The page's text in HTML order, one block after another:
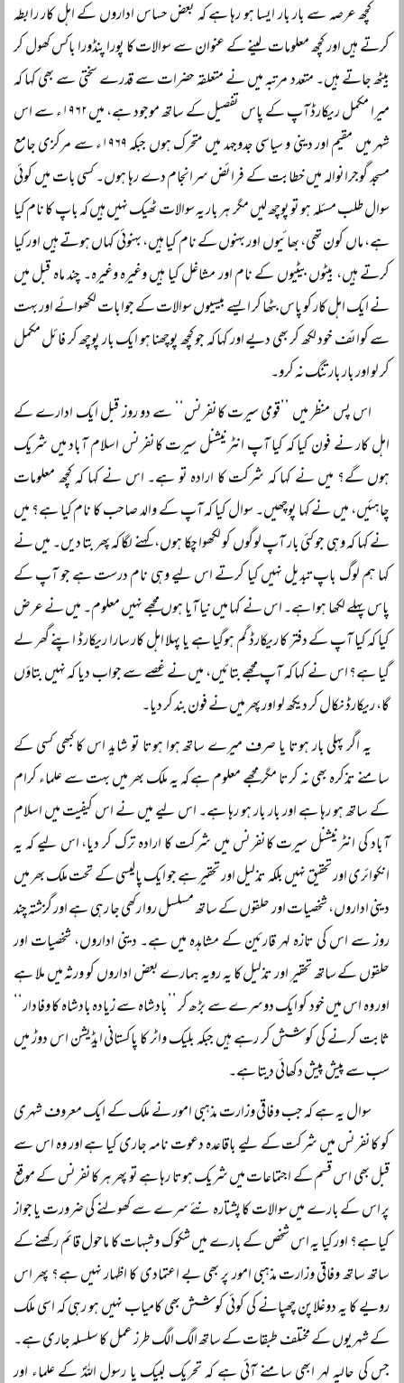
کچھ عرصہ سے بار بار ایسا ہو رہا ہے کہ بعض حساس اداروں کے اہل کار رابطہ
کرتے ہیں اور کچھ معلومات لینے کے عنوان سے سوالات کا پورا پنڈورا باکس کھول کر
بیٹھ جاتے ہیں۔ متعدد مرتبہ میں نے متعلقہ حضرات سے قدرے سختی سے بھی کہا کہ
میرا مکمل ریکارڈ آپ کے پاس تفصیل کے ساتھ موجود ہے، میں ۱۹۶۲ء سے اس
شہر میں مقیم اور دینی و سیاسی جدوجہد میں متحرک ہوں جبکہ ۱۹۶۹ء سے مرکزی جامع
مسجد گوجرانوالہ میں خطابت کے فرائض سرانجام دے رہا ہوں۔ کسی بات میں کوئی
سوال طلب مسئلہ ہو تو پوچھ لیں مگر ہر بار یہ سوالات ٹھیک نہیں ہیں کہ باپ کا نام کیا
ہے، ماں کون تھی، بھائیوں اور بہنوں کے نام کیا ہیں، بہنوئی کہاں ہوتے ہیں اور کیا
کرتے ہیں، بیٹوں بیٹیوں کے نام اور مشاغل کیا ہیں وغیرہ وغیرہ۔ چند ماہ قبل میں
نے ایک اہل کار کو پاس بٹھا کر ایسے بیسیوں سوالات کے جوابات لکھوائے اور بہت
سے کوائف خود لکھ کر بھی دیے اور کہا کہ جو کچھ پوچھنا ہو ایک بار پوچھ کر فائل مکمل
کر لو اور بار بار تنگ نہ کرو۔
اس پس منظر میں ’’قومی سیرت کانفرنس‘‘ سے دو روز قبل ایک ادارے کے
اہل کار نے فون کیا کہ کیا آپ انٹرنیشنل سیرت کانفرنس اسلام آباد میں شریک
ہوں گے؟ میں نے کہا کہ شرکت کا ارادہ تو ہے۔ اس نے کہا کہ کچھ معلومات
چاہئیں، میں نے کہا پوچھیں۔ سوال کیا کہ آپ کے والد صاحب کا نام کیا ہے؟ میں
نے کہا کہ وہی جو کئی بار آپ لوگوں کو لکھوا چکا ہوں، کہنے لگا کہ پھر بتا دیں۔ میں نے
کہا ہم لوگ باپ تبدیل نہیں کیا کرتے اس لیے وہی نام درست ہے جو آپ کے
پاس پہلے لکھا ہوا ہے۔ اس نے کہا میں نیا آیا ہوں مجھے نہیں معلوم۔ میں نے عرض
کیا کہ کیا آپ کے دفتر کا ریکارڈ گم ہوگیا ہے یا پہلا اہل کار سارا ریکارڈ اپنے گھر لے
گیا ہے؟ اس نے کہا کہ آپ مجھے بتائیں، میں نے غصے سے جواب دیا کہ نہیں بتاؤں
گا، ریکارڈ نکال کر دیکھ لو اور پھر میں نے فون بند کر دیا۔
یہ اگر پہلی بار ہوتا یا صرف میرے ساتھ ہوا ہوتا تو شاید اس کا کبھی کسی کے
سامنے تذکرہ بھی نہ کرتا مگر مجھے معلوم ہے کہ یہ ملک بھر میں بہت سے علماء کرام
کے ساتھ ہو رہا ہے اور بار بار ہو رہا ہے۔ اس لیے میں نے اس کیفیت میں اسلام
آباد کی انٹرنیشنل سیرت کانفرنس میں شرکت کا ارادہ ترک کر دیا، اس لیے کہ یہ
انکوائری اور تحقیق نہیں بلکہ تذلیل اور تحقیر ہے جو ایک پالیسی کے تحت ملک بھر میں
دینی اداروں، شخصیات اور حلقوں کے ساتھ مسلسل روا رکھی جا رہی ہے اور گزشتہ چند
روز سے اس کی تازہ لہر قارئین کے مشاہدہ میں ہے۔ دینی اداروں، شخصیات اور
حلقوں کے ساتھ تحقیر اور تذلیل کا یہ رویہ ہمارے بعض اداروں کو ورثہ میں ملا ہے
اور وہ اس میں خود کو ایک دوسرے سے بڑھ کر ’’بادشاہ سے زیادہ بادشاہ کا وفادار‘‘
ثابت کرنے کی کوشش کر رہے ہیں جبکہ بلیک واٹر کا پاکستانی ایڈیشن اس دوڑ میں
سب سے پیش پیش دکھائی دیتا ہے۔
سوال یہ ہے کہ جب وفاقی وزارت مذہبی امور نے ملک کے ایک معروف شہری
کو کانفرنس میں شرکت کے لیے باقاعدہ دعوت نامہ جاری کیا ہے اور وہ اس سے
قبل بھی اس قسم کے اجتماعات میں شریک ہوتا رہا ہے تو پھر ہر کانفرنس کے موقع
پر اس کے بارے میں سوالات کا پشتارہ نئے سرے سے کھولنے کی ضرورت یا جواز
کیا ہے؟ اور کیا یہ اس شخص کے بارے میں شکوک و شبہات کا ماحول قائم رکھنے کے
ساتھ ساتھ وفاقی وزارت مذہبی امور پر بھی بے اعتمادی کا اظہار نہیں ہے؟ پھر اس
رویے کا یہ دوغلاپن چھپانے کی کوئی کوشش بھی کامیاب نہیں ہو رہی کہ اسی ملک
کے شہریوں کے مختلف طبقات کے ساتھ الگ الگ طرز عمل کا سلسلہ جاری ہے۔
جس کی حالیہ لہر ابھی سامنے آئی ہے کہ تحریک لبیک یا رسول اللہؐ کے علماء اور